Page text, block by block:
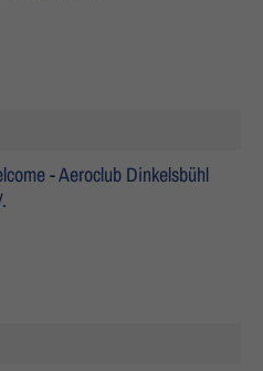
- Aeroclub Dinkelsbühl